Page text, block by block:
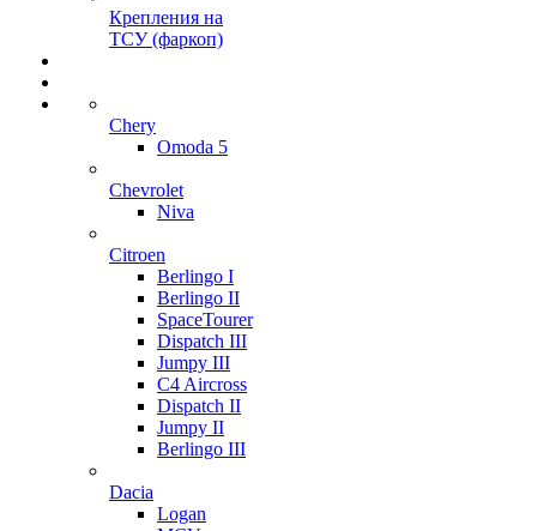
Крепления на
ТСУ (фаркоп)
Chery
Omoda 5
Chevrolet
Niva
Citroen
Berlingo I
Berlingo II
SpaceTourer
Dispatch III
Jumpy III
C4 Aircross
Dispatch II
Jumpy II
Berlingo III
Dacia
Logan